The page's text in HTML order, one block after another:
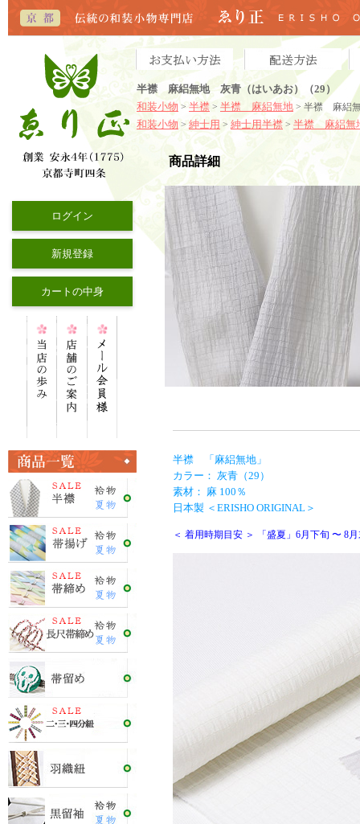
半襟 麻絽無地 灰青（はいあお）（29）
和装小物 > 半襟 > 半襟 麻絽無地 > 半襟 麻絽
和装小物 >紳士用 > 紳士用半襟 > 半襟 麻絽無
ログイン
新規登録
カートの中身
商品詳細
半襟 「麻絽無地」
カラー： 灰青（29）
素材： 麻 100％
日本製 ＜ERISHO ORIGINAL＞
＜ 着用時期目安 ＞ 「盛夏」6月下旬 〜 8